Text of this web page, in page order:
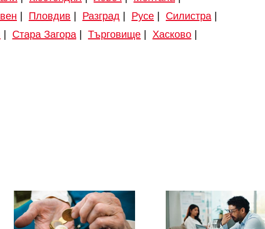
Пловдив Разград Русе Силистра|
Стара Загора| Търговище Хасково